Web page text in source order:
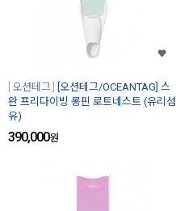
오션테그
[오션테그/OCEANTAG] 스
완 프리다이빙 롱핀 로트네스트 (유리섬
유)
390,000원